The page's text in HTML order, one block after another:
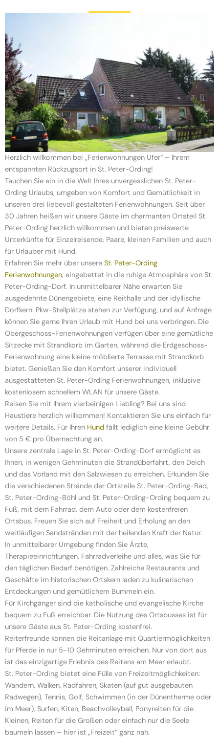
Herzlich willkommen bei „Ferienwohnungen Ufer“ – Ihrem
entspannten Rückzugsort in St. Peter-Ording!
Tauchen Sie ein in die Welt Ihres unvergesslichen St. Peter-
Ording Urlaubs, umgeben von Komfort und Gemütlichkeit in
unseren drei liebevoll gestalteten Ferienwohnungen. Seit über
30 Jahren heißen wir unsere Gäste im charmanten Ortsteil St.
Peter-Ording herzlich willkommen und bieten preiswerte
Unterkünfte für Einzelreisende, Paare, kleinen Familien und auch
für Urlauber mit Hund.
Erfahren Sie mehr über unsere St. Peter-Ording
Ferienwohnungen, eingebettet in die ruhige Atmosphäre von St.
Peter-Ording-Dorf. In unmittelbarer Nähe erwarten Sie
ausgedehnte Dünengebiete, eine Reithalle und der idyllische
Dorfkern. Pkw-Stellplätze stehen zur Verfügung, und auf Anfrage
können Sie gerne Ihren Urlaub mit Hund bei uns verbringen. Die
Obergeschoss-Ferienwohnungen verfügen über eine gemütliche
Sitzecke mit Strandkorb im Garten, während die Erdgeschoss-
Ferienwohnung eine kleine möblierte Terrasse mit Strandkorb
bietet. Genießen Sie den Komfort unserer individuell
ausgestatteten St. Peter-Ording Ferienwohnungen, inklusive
kostenlosem schnellem WLAN für unsere Gäste.
Reisen Sie mit Ihrem vierbeinigen Liebling? Bei uns sind
Haustiere herzlich willkommen! Kontaktieren Sie uns einfach für
weitere Details. Für Ihren Hund fällt lediglich eine kleine Gebühr
von 5 € pro Übernachtung an.
Unsere zentrale Lage in St. Peter-Ording-Dorf ermöglicht es
Ihnen, in wenigen Gehminuten die Strandüberfahrt, den Deich
und das Vorland mit den Salzwiesen zu erreichen. Erkunden Sie
die verschiedenen Strände der Ortsteile St. Peter-Ording-Bad,
St. Peter-Ording-Böhl und St. Peter-Ording-Ording bequem zu
Fuß, mit dem Fahrrad, dem Auto oder dem kostenfreien
Ortsbus. Freuen Sie sich auf Freiheit und Erholung an den
weitläufigen Sandstränden mit der heilenden Kraft der Natur.
In unmittelbarer Umgebung finden Sie Ärzte,
Therapieeinrichtungen, Fahrradverleihe und alles, was Sie für
den täglichen Bedarf benötigen. Zahlreiche Restaurants und
Geschäfte im historischen Ortskern laden zu kulinarischen
Entdeckungen und gemütlichem Bummeln ein.
Für Kirchgänger sind die katholische und evangelische Kirche
bequem zu Fuß erreichbar. Die Nutzung des Ortsbusses ist für
unsere Gäste aus St. Peter-Ording kostenfrei.
Reiterfreunde können die Reitanlage mit Quartiermöglichkeiten
für Pferde in nur 5-10 Gehminuten erreichen. Nur von dort aus
ist das einzigartige Erlebnis des Reitens am Meer erlaubt.
St. Peter-Ording bietet eine Fülle von Freizeitmöglichkeiten:
Wandern, Walken, Radfahren, Skaten (auf gut ausgebauten
Radwegen), Tennis, Golf, Schwimmen (in der Dünentherme oder
im Meer), Surfen, Kiten, Beachvolleyball, Ponyreiten für die
Kleinen, Reiten für die Großen oder einfach nur die Seele
baumeln lassen – hier ist „Freizeit“ ganz nah.